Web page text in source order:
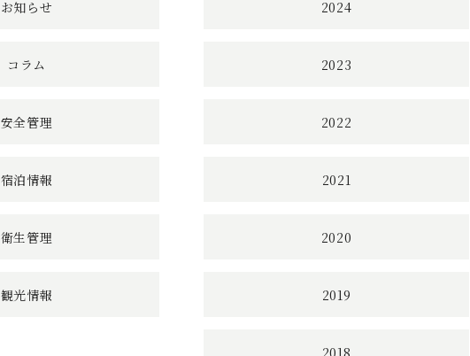
お知らせ
コラム
安全管理
宿泊情報
衛生管理
観光情報
2024
2023
2022
2021
2020
2019
2018